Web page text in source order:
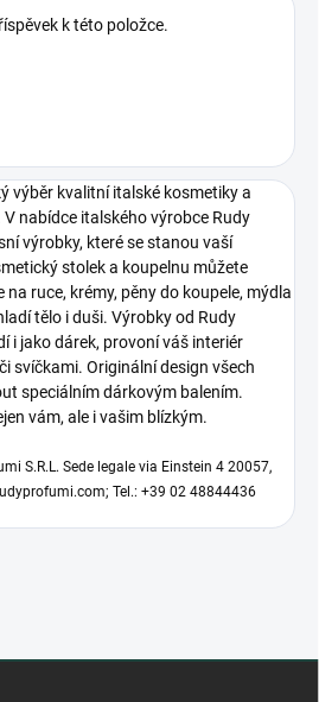
k této položce.
výběr kvalitní italské kosmetiky a
nabídce italského výrobce Rudy
výrobky, které se stanou vaší
stolek a koupelnu můžete
ruce, krémy, pěny do koupele, mýdla
tělo i duši. Výrobky od Rudy
i jako dárek, provoní váš interiér
svíčkami. Originální design všech
speciálním dárkovým balením.
vám, ale i vašim blízkým.
S.R.L. Sede legale via Einstein 4 20057,
Tel.: +39 02 48844436